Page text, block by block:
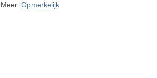
Meer: Opmerkelijk